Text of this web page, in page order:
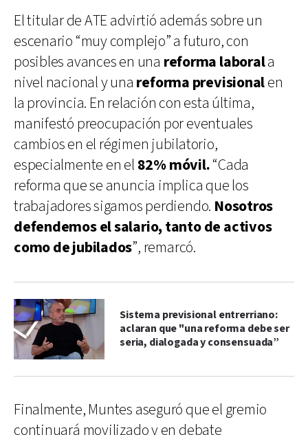
El titular de ATE advirtió además sobre un
escenario “muy complejo” a futuro, con
posibles avances en una reforma laborala
nivel nacional y una reforma previsionalen
la provincia. En relación con esta última,
manifestó preocupación por eventuales
cambios en el régimen jubilatorio,
especialmente en el 82% móvil.“Cada
reforma que se anuncia implica que los
trabajadores sigamos perdiendo. Nosotros
defendemos el salario, tanto de activos
como de jubilados”, remarcó.
Sistema previsional entrerriano:
aclaran que "una reforma debe ser
seria, dialogada y consensuada”
Finalmente, Muntes aseguró que el gremio
continuará movilizado y en debate